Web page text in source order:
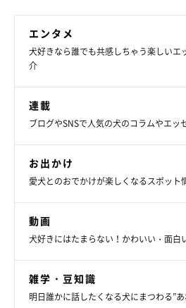
エンタメ
犬好きなら誰でも共感しちゃう楽しいエ
介
連載
ブログやSNSで人気の犬のコラムやエッ
お出かけ
愛犬とのおでかけが楽しくなるスポット
動画
犬好きにはたまらない！かわいい・面白
雑学・豆知識
明日誰かに話したくなる犬にまつわる”